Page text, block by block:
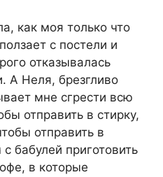
как моя только что
с постели и
отказывалась
А Неля, брезгливо
мне сгрести всю
отправить в стирку,
отправить в
бабулей приготовить
в которые